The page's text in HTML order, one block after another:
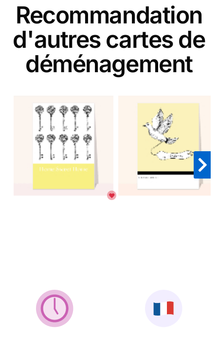
Recommandation
d'autres cartes de
déménagement